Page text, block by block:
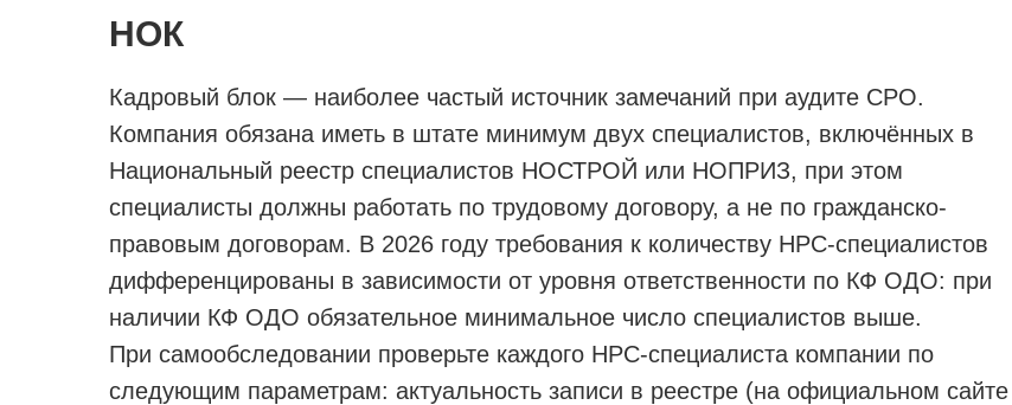
НОК
Кадровый блок — наиболее частый источник замечаний при аудите СРО.
Компания обязана иметь в штате минимум двух специалистов, включённых в
Национальный реестр специалистов НОСТРОЙ или НОПРИЗ, при этом
специалисты должны работать по трудовому договору, а не по гражданско-
правовым договорам. В 2026 году требования к количеству НРС-специалистов
дифференцированы в зависимости от уровня ответственности по КФ ОДО: при
наличии КФ ОДО обязательное минимальное число специалистов выше.
При самообследовании проверьте каждого НРС-специалиста компании по
следующим параметрам: актуальность записи в реестре (на официальном сайте